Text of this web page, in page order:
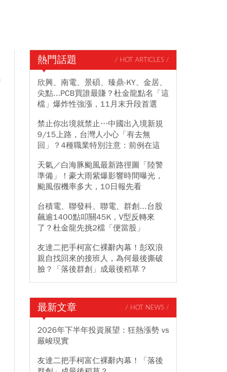
熱門話題 / HOT ARTICLES /
欣興、南電、景碩、臻鼎-KY、金居、
尖點...PCB買誰最賺？杜金龍點名「這
檔」爆炸性強漲，11月末升段首選
禁止你出境就禁止…中國出入境新規
9/15上路，台灣人小心「有去無
回」？4種職業特別注意：前例在這
天氣／白海豚颱風最新路徑圖「陸警
準備」！豪大雨紫爆影響時間曝光，
颱風假機率多大，10日報先看
台積電、聯發科、聯電、群創...台股
飆逾1400點叩關45K，V型反轉來
了？杜金龍先挑2檔「便當股」
友達二把手柯富仁裸辭內幕！彭双浪
親自找回來的接班人，為何最後撕破
臉？「落後群創」成最後稻草？
最新文章 / HOT NEWS /
2026年下半年投資展望：狂熱漲勢 vs
嚴峻現實
友達二把手柯富仁裸辭內幕！「落後